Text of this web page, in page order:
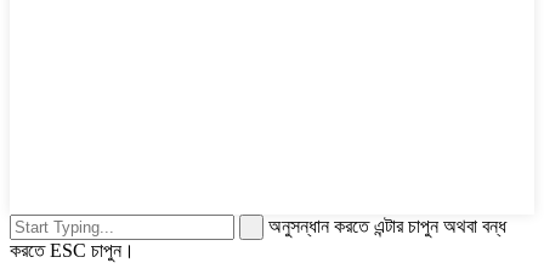
অনুসন্ধান করতে এন্টার চাপুন অথবা বন্ধ
করতে ESC চাপুন।